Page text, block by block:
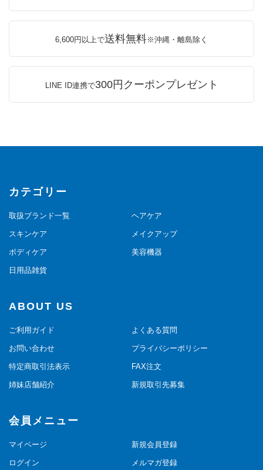
6,600円以上で送料無料※沖縄・離島除く
LINE ID連携で300円クーポンプレゼント
カテゴリー
取扱ブランド一覧 ヘアケア
スキンケア メイクアップ
ボディケア 美容機器
日用品雑貨
ABOUT US
ご利用ガイド よくある質問
お問い合わせ プライバシーポリシー
特定商取引法表示 FAX注文
姉妹店舗紹介 新規取引先募集
会員メニュー
マイページ 新規会員登録
ログイン メルマガ登録